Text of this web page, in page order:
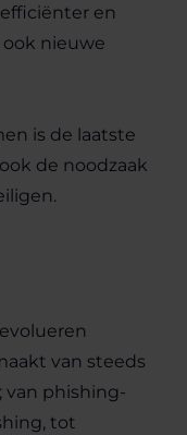
en
nieuwe
is de laatste
de noodzaak
van steeds
van phishing-
tot